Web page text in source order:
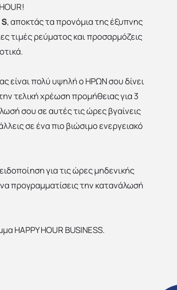
, αποκτάς τα προνόμια της έξυπνης
τιμές ρεύματος και προσαρμόζεις
είναι πολύ υψηλή ο ΗΡΩΝ σου δίνει
τελική χρέωση προμήθειας για 3
σου σε αυτές τις ώρες βγαίνεις
σε ένα πιο βιώσιμο ενεργειακό
για τις ώρες μηδενικής
προγραμματίσεις την κατανάλωσή
HAPPY HOUR BUSINESS.